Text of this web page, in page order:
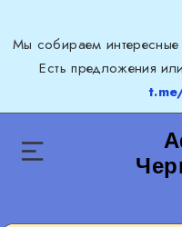
Мы собираем интересные
Есть предложения или